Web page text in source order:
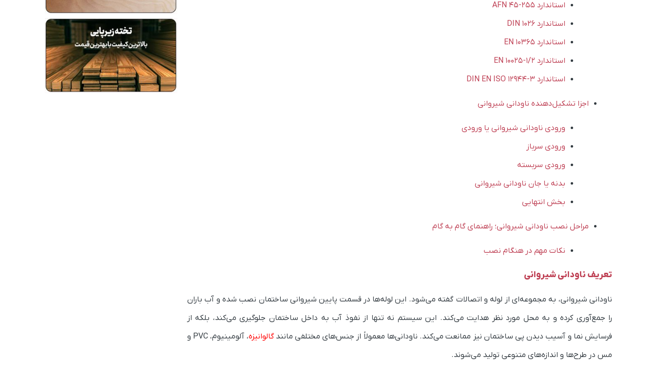
استاندارد AFN 45-255
استاندارد DIN 1026
استاندارد EN 10365
استاندارد EN 10025-1/2
استاندارد DIN EN ISO 12944-3
اجزا تشکیل‌دهنده ناودانی شیروانی
ورودی ناودانی شیروانی یا ورودی
ورودی سرباز
ورودی سربسته
بدنه یا جان ناودانی شیروانی
بخش انتهایی
مراحل نصب ناودانی شیروانی؛ راهنمای گام به گام
نکات مهم در هنگام نصب
تعریف ناودانی شیروانی
ناودانی شیروانی، به مجموعه‌ای از لوله و اتصالات گفته می‌شود. این لوله‌ها در قسمت پایین شیروانی ساختمان نصب شده و آب باران
را جمع‌آوری کرده و به محل مورد نظر هدایت می‌کند. این سیستم نه تنها از نفوذ آب به داخل ساختمان جلوگیری می‌کند، بلکه از
فرسایش نما و آسیب دیدن پی ساختمان نیز ممانعت می‌کند. ناودانی‌ها معمولاً از جنس‌های مختلفی مانندگالوانیزه
، آلومینیوم، PVC و
مس در طرح‌ها و اندازه‌های متنوعی تولید می‌شوند.